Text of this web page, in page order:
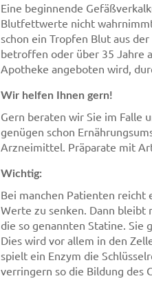
Eine beginnende
Blutfettwerte nicht
schon ein Tropfen Blut aus
betroffen oder über 35 Jahre
Apotheke angeboten wird,
Wir helfen Ihnen gern!
Gern beraten wir Sie im Falle
genügen schon
Arzneimittel. Präparate mit
Wichtig:
Bei manchen Patienten reicht
Werte zu senken. Dann bleibt
die so genannten Statine. Sie
Dies wird vor allem in den
spielt ein Enzym die
verringern so die Bildung des